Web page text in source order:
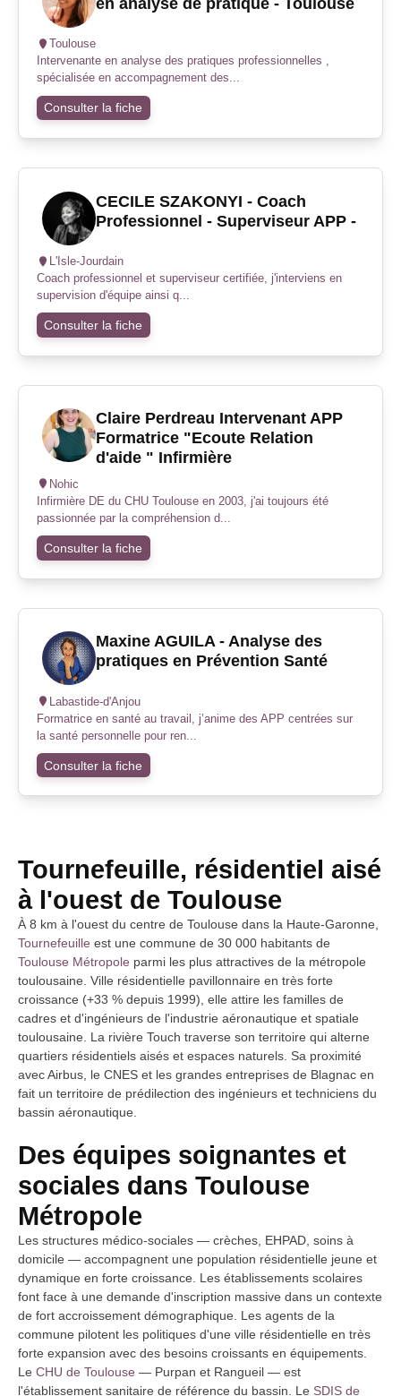
en analyse de pratique - Toulouse
Toulouse
Intervenante en analyse des pratiques professionnelles ,
spécialisée en accompagnement des...
Consulter la fiche
CECILE SZAKONYI - Coach
Professionnel - Superviseur APP -
L'Isle-Jourdain
Coach professionnel et superviseur certifiée, j'interviens en
supervision d'équipe ainsi q...
Consulter la fiche
Claire Perdreau Intervenant APP
Formatrice "Ecoute Relation
d'aide " Infirmière
Nohic
Infirmière DE du CHU Toulouse en 2003, j'ai toujours été
passionnée par la compréhension d...
Consulter la fiche
Maxine AGUILA - Analyse des
pratiques en Prévention Santé
Labastide-d'Anjou
Formatrice en santé au travail, j’anime des APP centrées sur
la santé personnelle pour ren...
Consulter la fiche
Tournefeuille, résidentiel aisé
à l'ouest de Toulouse
À 8 km à l'ouest du centre de Toulouse dans la Haute-Garonne,
Tournefeuille est une commune de 30 000 habitants de
Toulouse Métropole parmi les plus attractives de la métropole
toulousaine. Ville résidentielle pavillonnaire en très forte
croissance (+33 % depuis 1999), elle attire les familles de
cadres et d'ingénieurs de l'industrie aéronautique et spatiale
toulousaine. La rivière Touch traverse son territoire qui alterne
quartiers résidentiels aisés et espaces naturels. Sa proximité
avec Airbus, le CNES et les grandes entreprises de Blagnac en
fait un territoire de prédilection des ingénieurs et techniciens du
bassin aéronautique.
Des équipes soignantes et
sociales dans Toulouse
Métropole
Les structures médico-sociales — crèches, EHPAD, soins à
domicile — accompagnent une population résidentielle jeune et
dynamique en forte croissance. Les établissements scolaires
font face à une demande d'inscription massive dans un contexte
de fort accroissement démographique. Les agents de la
commune pilotent les politiques d'une ville résidentielle en très
forte expansion avec des besoins croissants en équipements.
Le CHU de Toulouse — Purpan et Rangueil — est
l'établissement sanitaire de référence du bassin. Le SDIS de